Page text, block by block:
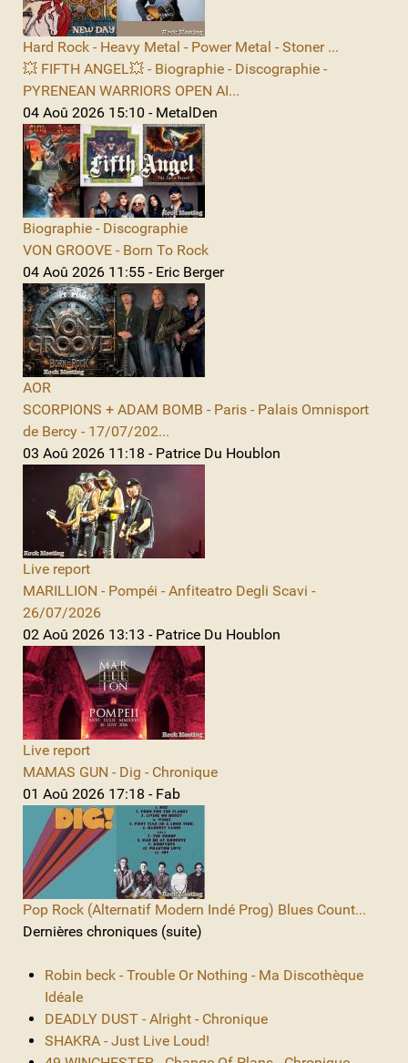
Hard Rock - Heavy Metal - Power Metal - Stoner ...
💥 FIFTH ANGEL💥 - Biographie - Discographie -
PYRENEAN WARRIORS OPEN AI...
04 Aoû 2026 15:10 - MetalDen
Biographie - Discographie
VON GROOVE - Born To Rock
04 Aoû 2026 11:55 - Eric Berger
AOR
SCORPIONS + ADAM BOMB - Paris - Palais Omnisport
de Bercy - 17/07/202...
03 Aoû 2026 11:18 - Patrice Du Houblon
Live report
MARILLION - Pompéi - Anfiteatro Degli Scavi -
26/07/2026
02 Aoû 2026 13:13 - Patrice Du Houblon
Live report
MAMAS GUN - Dig - Chronique
01 Aoû 2026 17:18 - Fab
Pop Rock (Alternatif Modern Indé Prog) Blues Count...
Dernières chroniques (suite)
Robin beck - Trouble Or Nothing - Ma Discothèque
Idéale
DEADLY DUST - Alright - Chronique
SHAKRA - Just Live Loud!